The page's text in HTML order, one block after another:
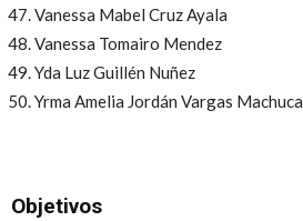
Vanessa Mabel Cruz Ayala
Vanessa Tomairo Mendez
Yda Luz Guillén Nuñez
Yrma Amelia Jordán Vargas Machuca
Objetivos